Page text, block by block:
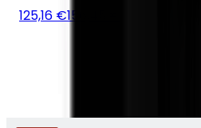
125,16 €156,45 €